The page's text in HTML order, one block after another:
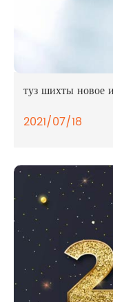
туз шихты новое
2021/07/18